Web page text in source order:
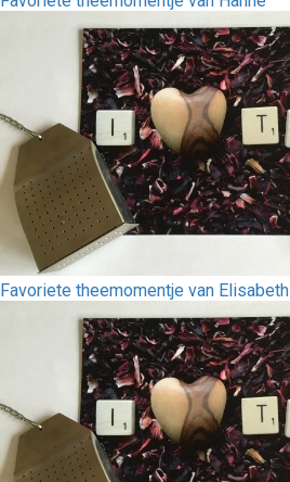
Favoriete theemomentje van Elisabeth